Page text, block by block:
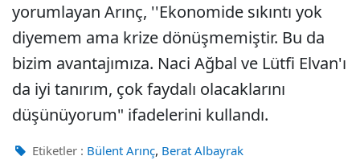
yorumlayan Arınç, ''Ekonomide sıkıntı yok
diyemem ama krize dönüşmemiştir. Bu da
bizim avantajımıza. Naci Ağbal ve Lütfi Elvan'ı
da iyi tanırım, çok faydalı olacaklarını
düşünüyorum" ifadelerini kullandı.
Etiketler : Bülent Arınç, Berat Albayrak